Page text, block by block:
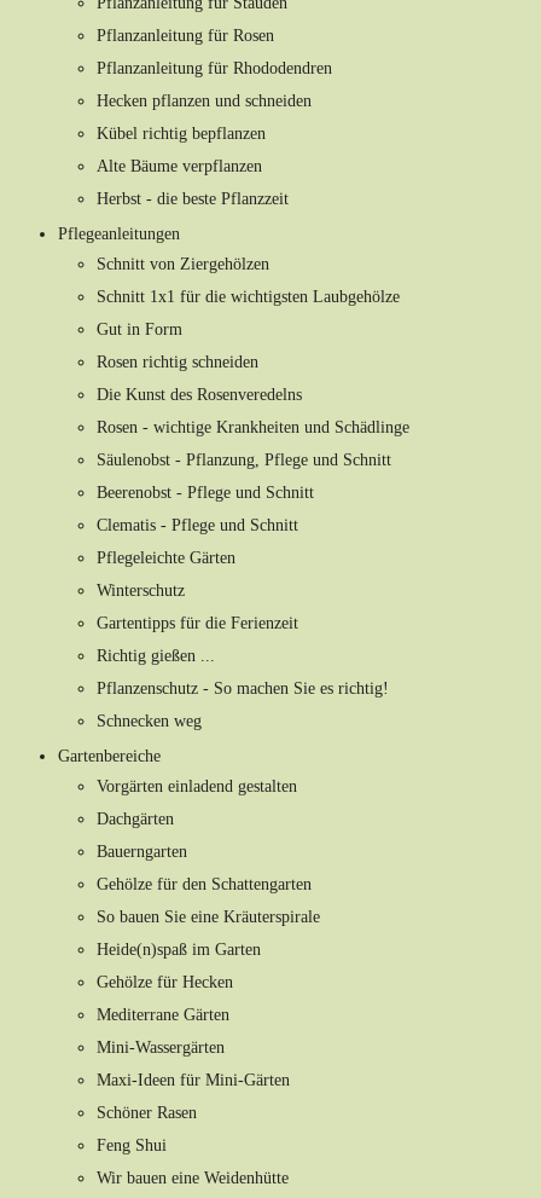
Pflanzanleitung für Rosen
Pflanzanleitung für Rhododendren
Hecken pflanzen und schneiden
Kübel richtig bepflanzen
Alte Bäume verpflanzen
Herbst - die beste Pflanzzeit
Pflegeanleitungen
Schnitt von Ziergehölzen
Schnitt 1x1 für die wichtigsten Laubgehölze
Gut in Form
Rosen richtig schneiden
Die Kunst des Rosenveredelns
Rosen - wichtige Krankheiten und Schädlinge
Säulenobst - Pflanzung, Pflege und Schnitt
Beerenobst - Pflege und Schnitt
Clematis - Pflege und Schnitt
Pflegeleichte Gärten
Winterschutz
Gartentipps für die Ferienzeit
Richtig gießen ...
Pflanzenschutz - So machen Sie es richtig!
Schnecken weg
Gartenbereiche
Vorgärten einladend gestalten
Dachgärten
Bauerngarten
Gehölze für den Schattengarten
So bauen Sie eine Kräuterspirale
Heide(n)spaß im Garten
Gehölze für Hecken
Mediterrane Gärten
Mini-Wassergärten
Maxi-Ideen für Mini-Gärten
Schöner Rasen
Feng Shui
Wir bauen eine Weidenhütte